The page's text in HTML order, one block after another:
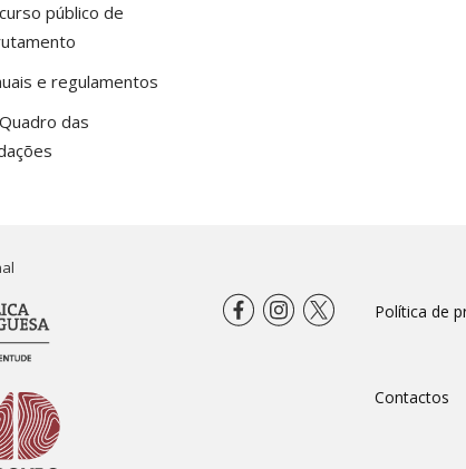
público de
e regulamentos
das
Política de
Contactos